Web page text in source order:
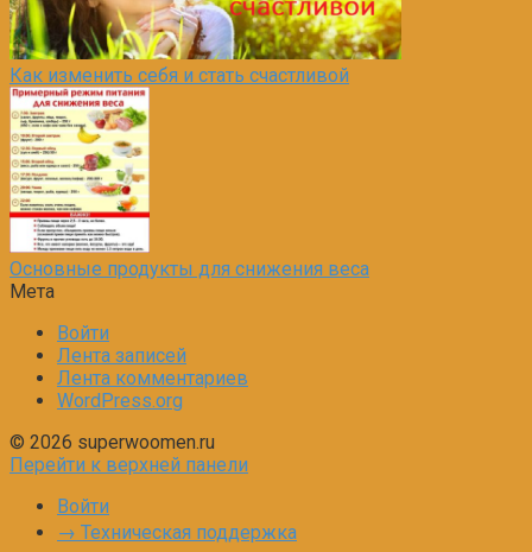
Как изменить себя и стать счастливой
Основные продукты для снижения веса
Мета
Войти
Лента записей
Лента комментариев
WordPress.org
© 2026 superwoomen.ru
Перейти к верхней панели
Войти
→ Техническая поддержка